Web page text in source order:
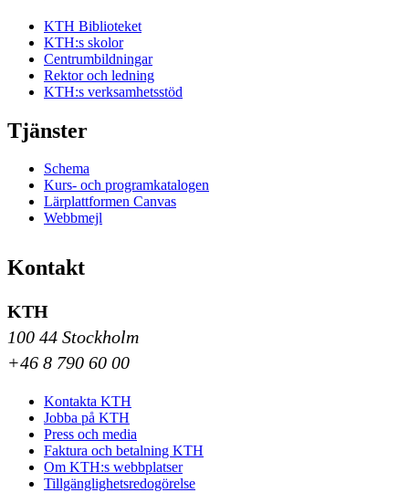
KTH Biblioteket
KTH:s skolor
Centrumbildningar
Rektor och ledning
KTH:s verksamhetsstöd
Tjänster
Schema
Kurs- och programkatalogen
Lärplattformen Canvas
Webbmejl
Kontakt
KTH
100 44 Stockholm
+46 8 790 60 00
Kontakta KTH
Jobba på KTH
Press och media
Faktura och betalning KTH
Om KTH:s webbplatser
Tillgänglighetsredogörelse